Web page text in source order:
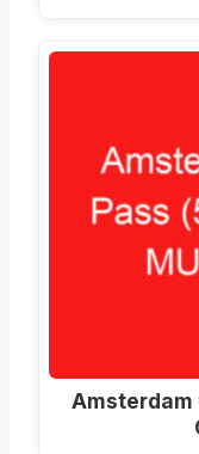
Amsterdam